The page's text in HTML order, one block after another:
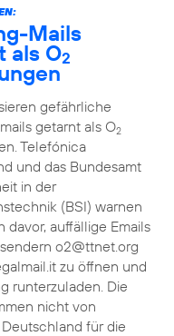
Mails
als O2
gefährliche
getarnt als O2
Telefónica
und das Bundesamt
in der
(BSI) warnen
davor, auffällige Emails
o2@ttnet.org
zu öffnen und
runterzuladen. Die
nicht von
für die